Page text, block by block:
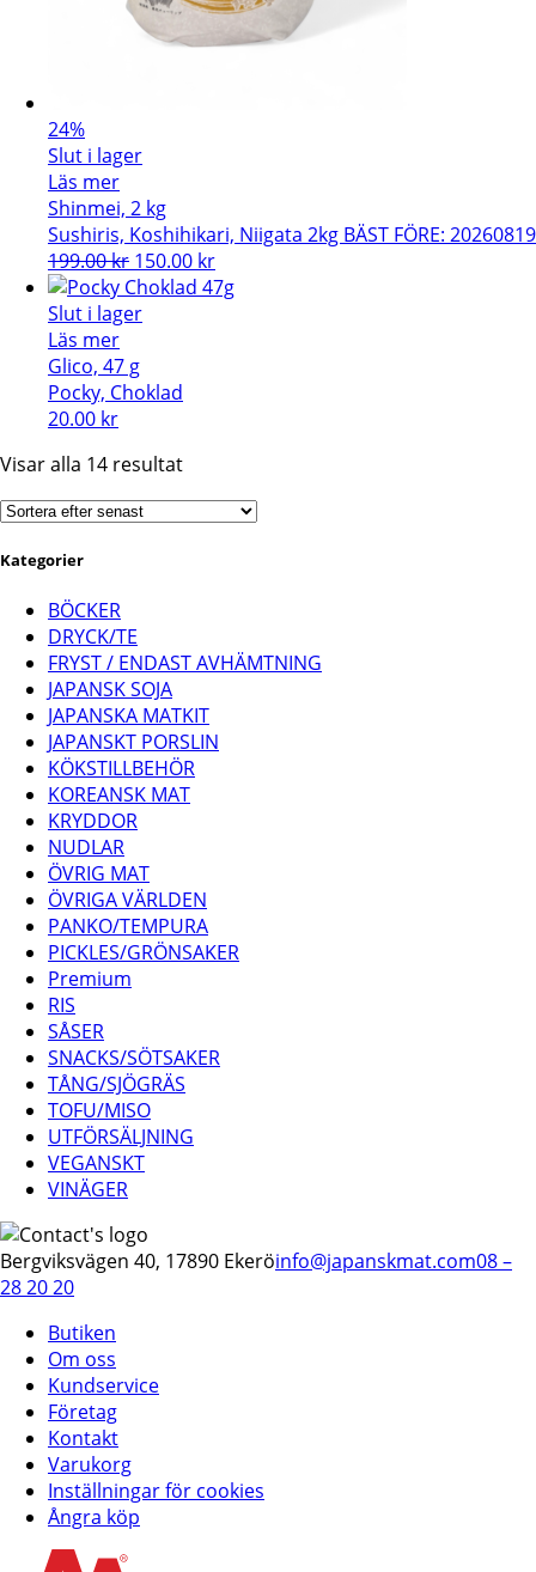
24%
Slut i lager
Läs mer
Shinmei, 2 kg
Sushiris, Koshihikari, Niigata 2kg BÄST FÖRE: 20260819
199.00kr Det
ursprungliga
priset
199.00 kr.
150.00 krDet
nuvarande
Slut i lager
Läs mer
Glico, 47 g
Pocky, Choklad
20.00 kr
Visar alla 14 resultatSortera
senaste
Kategorier
BÖCKER
DRYCK/TE
FRYST / ENDAST AVHÄMTNING
JAPANSK SOJA
JAPANSKA MATKIT
JAPANSKT PORSLIN
KÖKSTILLBEHÖR
KOREANSK MAT
KRYDDOR
NUDLAR
ÖVRIG MAT
ÖVRIGA VÄRLDEN
PANKO/TEMPURA
PICKLES/GRÖNSAKER
Premium
RIS
SÅSER
SNACKS/SÖTSAKER
TÅNG/SJÖGRÄS
TOFU/MISO
UTFÖRSÄLJNING
VEGANSKT
VINÄGER
Bergviksvägen 40, 17890 Ekeröinfo@japanskmat.com08 –
28 20 20
Butiken
Om oss
Kundservice
Företag
Kontakt
Varukorg
Inställningar för cookies
Ångra köp